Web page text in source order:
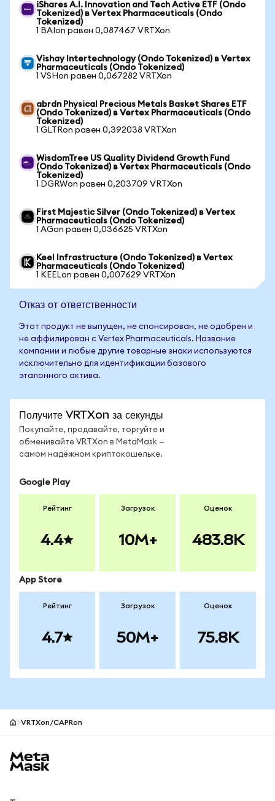
iShares A.I. Innovation and Tech Active ETF (Ondo
Tokenized) в Vertex Pharmaceuticals (Ondo
Tokenized)
1 BAIon равен 0,087467 VRTXon
Vishay Intertechnology (Ondo Tokenized) в Vertex
Pharmaceuticals (Ondo Tokenized)
1 VSHon равен 0,067282 VRTXon
abrdn Physical Precious Metals Basket Shares ETF
(Ondo Tokenized) в Vertex Pharmaceuticals (Ondo
Tokenized)
1 GLTRon равен 0,392038 VRTXon
WisdomTree US Quality Dividend Growth Fund
(Ondo Tokenized) в Vertex Pharmaceuticals (Ondo
Tokenized)
1 DGRWon равен 0,203709 VRTXon
First Majestic Silver (Ondo Tokenized) в Vertex
Pharmaceuticals (Ondo Tokenized)
1 AGon равен 0,036625 VRTXon
Keel Infrastructure (Ondo Tokenized) в Vertex
Pharmaceuticals (Ondo Tokenized)
1 KEELon равен 0,007629 VRTXon
Отказ от ответственности
Этот продукт не выпущен, не спонсирован, не одобрен и
не аффилирован с Vertex Pharmaceuticals. Название
компании и любые другие товарные знаки используются
исключительно для идентификации базового
эталонного актива.
Получите VRTXon за секунды
Покупайте, продавайте, торгуйте и
обменивайте VRTXon в MetaMask —
самом надёжном криптокошельке.
Google Play
Рейтинг
4.4
Загрузок
10M+
Оценок
483.8K
App Store
Рейтинг
4.7
Загрузок
50M+
Оценок
75.8K
VRTXon/CAPRon